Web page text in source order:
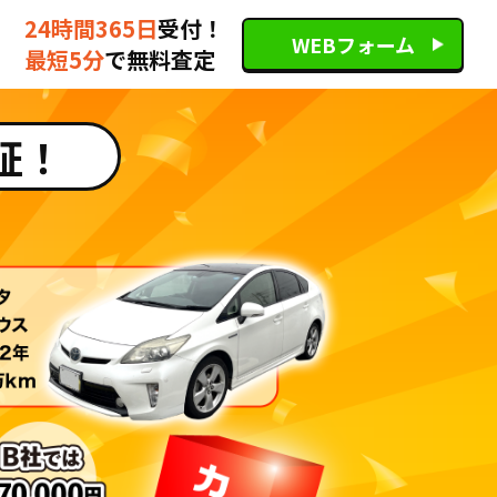
24時間365日受付！
最短5分で無料査定 WEBフォーム